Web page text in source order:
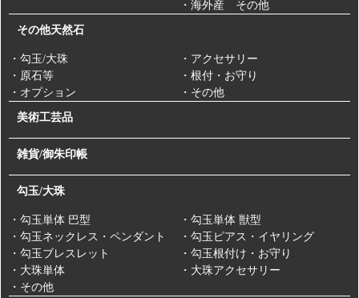
・海外産 その他
その他天然石
・勾玉/大珠
・アクセサリー
・原石等
・根付・お守り
・オプション
・その他
美術工芸品
雑貨/御朱印帳
勾玉/大珠
・勾玉単体 巴型
・勾玉単体 獣型
・勾玉ネックレス・ペンダント
・勾玉ピアス・イヤリング
・勾玉ブレスレット
・勾玉根付け・お守り
・大珠単体
・大珠アクセサリー
・その他